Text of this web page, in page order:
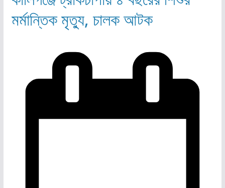
মর্মান্তিক মৃত্যু, চালক আটক